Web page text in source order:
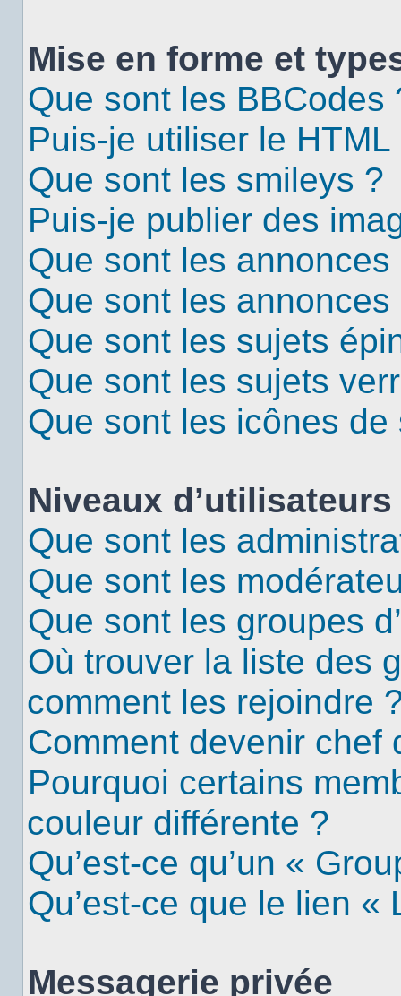
Mise en forme et
Que sont les BBCodes
Puis-je utiliser le HTML
Que sont les smileys ?
Puis-je publier des
Que sont les
Que sont les annonces
Que sont les sujets
Que sont les sujets
Que sont les icônes de
Niveaux
Que sont les
Que sont les
Que sont les groupes
Où trouver la liste des
comment les rejoindre
Comment devenir chef
Pourquoi certains
couleur différente ?
Qu’est-ce qu’un «
Qu’est-ce que le lien «
Messagerie privée